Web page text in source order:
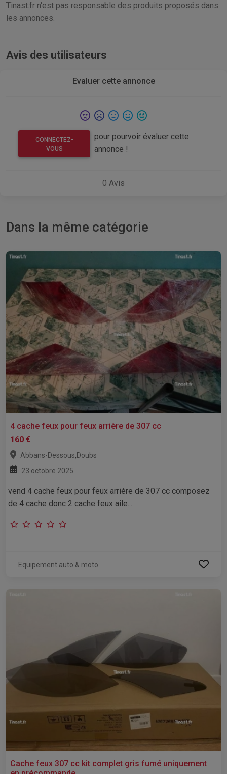
Tinast.fr n'est pas responsable des produits proposés dans
les annonces.
Avis des utilisateurs
Evaluer cette annonce
CONNECTEZ-
VOUS
pour pourvoir évaluer cette
annonce !
0 Avis
Dans la même catégorie
4 cache feux pour feux arrière de 307 cc
160 €
Abbans-Dessous,Doubs
23 octobre 2025
vend 4 cache feux pour feux arrière de 307 cc composez
de 4 cache donc 2 cache feux aile...
Equipement auto & moto
Cache feux 307 cc kit complet gris fumé uniquement